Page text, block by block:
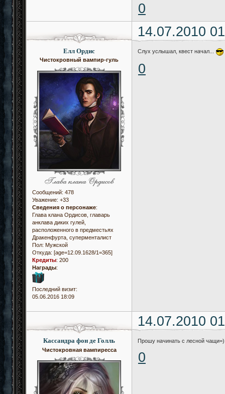
0
14.07.2010
Елл Ордис
Чистокровный вампир-гуль
Сообщений: 478
Уважение: +33
Сведения о персонаже:
Глава клана Ордисов, главарь
анклава диких гулей,
расположенного в предместьях
Дракенфурта, суперменталист
Пол: Мужской
Откуда: [age=12.09.1628/1=365]
Кредиты: 200
Награды:
Последний визит:
05.06.2016 18:09
Слух услышал, квест начал...
0
14.07.2010
Кассандра фон де Голль
Чистокровная вампиресса
Прошу начинать с лесной
0